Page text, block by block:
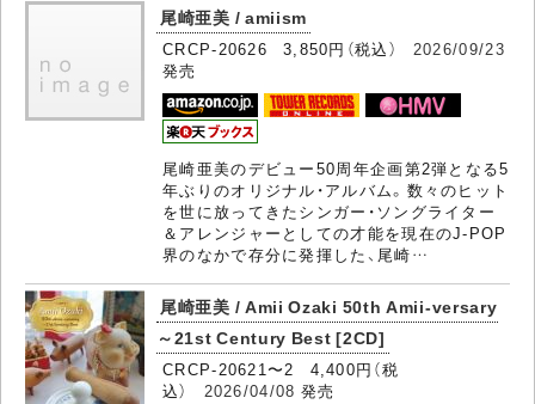
尾崎亜美 / amiism
CRCP-20626 3,850円（税込） 2026/09/23
発売
尾崎亜美のデビュー50周年企画第2弾となる5
年ぶりのオリジナル・アルバム。数々のヒット
を世に放ってきたシンガー・ソングライター
＆アレンジャーとしての才能を現在のJ-POP
界のなかで存分に発揮した、尾崎…
尾崎亜美 / Amii Ozaki 50th Amii-versary
～21st Century Best [2CD]
CRCP-20621〜2 4,400円（税
込） 2026/04/08 発売